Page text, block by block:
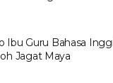
Ibu Guru Bahasa
Jagat Maya